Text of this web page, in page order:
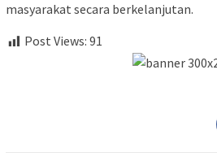
masyarakat secara berkelanjutan.
Post Views: 91